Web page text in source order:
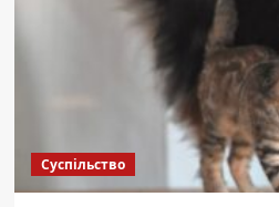
Суспільство